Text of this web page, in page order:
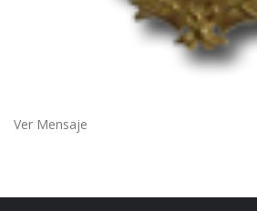
Ver Mensaje